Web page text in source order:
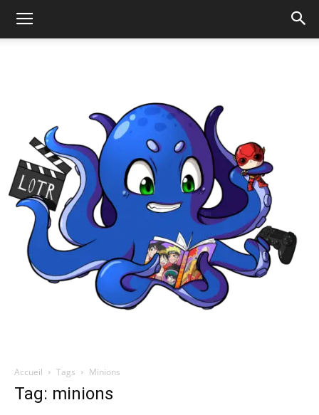
Accueil Tags Minions
Tag: minions